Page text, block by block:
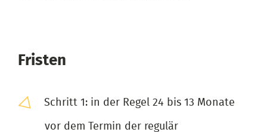
Fristen
Schritt 1: in der Regel 24 bis 13 Monate
vor dem Termin der regulär